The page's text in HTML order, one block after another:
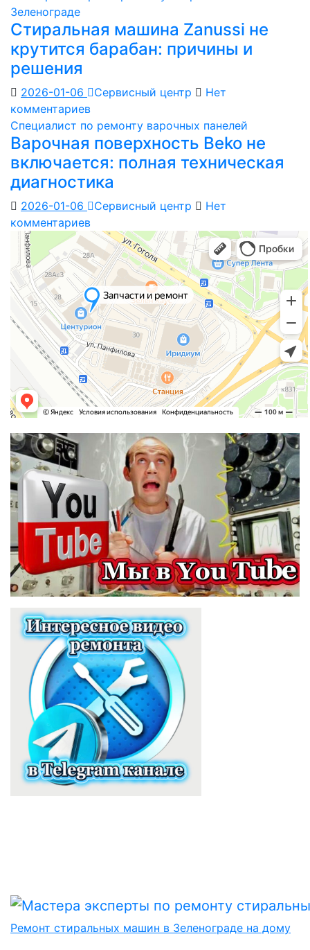
Зеленограде
Стиральная машина Zanussi не
крутится барабан: причины и
решения
2026-01-06 Сервисный центр
Нет
комментариев
Специалист по ремонту варочных панелей
Варочная поверхность Beko не
включается: полная техническая
диагностика
2026-01-06 Сервисный центр
Нет
комментариев
Ремонт стиральных машин в Зеленограде на дому